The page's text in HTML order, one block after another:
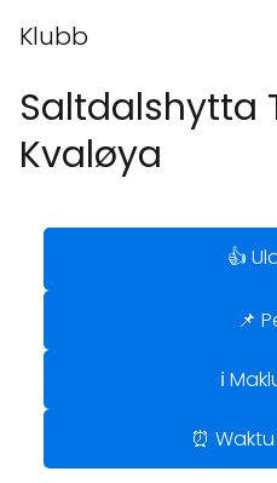
Klubb
Saltdalshytta
Kvaløya
👍
📌
ℹ️
⏰